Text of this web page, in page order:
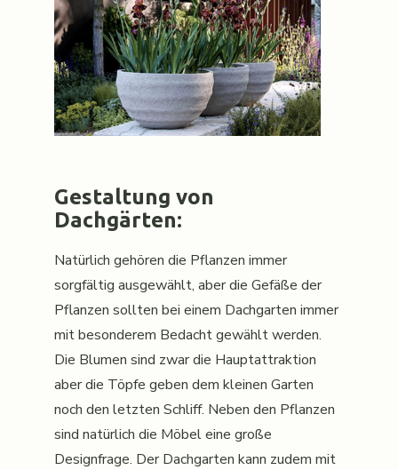
Gestaltung von
Dachgärten:
Natürlich gehören die Pflanzen immer
sorgfältig ausgewählt, aber die Gefäße der
Pflanzen sollten bei einem Dachgarten immer
mit besonderem Bedacht gewählt werden.
Die Blumen sind zwar die Hauptattraktion
aber die Töpfe geben dem kleinen Garten
noch den letzten Schliff. Neben den Pflanzen
sind natürlich die Möbel eine große
Designfrage. Der Dachgarten kann zudem mit